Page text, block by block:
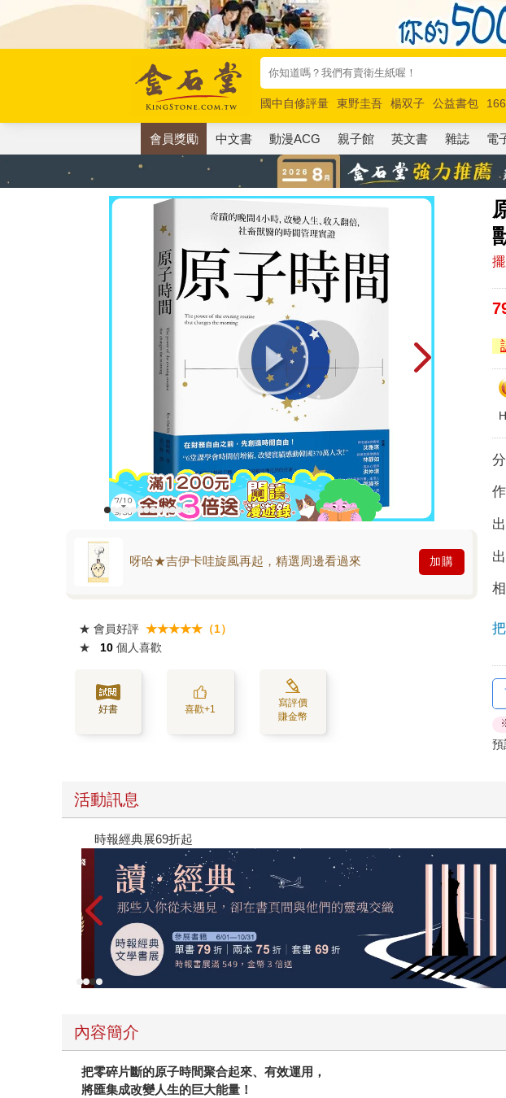
國中自修評量 東野圭吾 楊双子 公益書包
唯紅花綻放
奧德賽 路邊攤新作 馬斯克 玩具
會員獎勵 中文書 動漫ACG 親子館 英文書 雜誌 電
呀哈★吉伊卡哇旋風再起，精選周邊看過來 加購
★ 會員好評 ★★★★★（1）
★
10 個人喜歡
好書 喜歡+1
寫評價
賺金幣
活動訊息
時報經典展69折起
內容簡介
把零碎片斷的原子時間聚合起來、有效運用，
將匯集成改變人生的巨大能量！